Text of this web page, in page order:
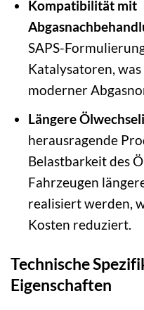
Kompatibilität mit
SAPS-
Katalysatoren,
moderner
Längere
herausragende
Belastbarkeit des
Fahrzeugen
realisiert werden,
Kosten reduziert.
Technische
Eigenschaften